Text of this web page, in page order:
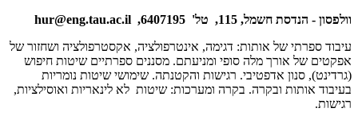
וולפסון - הנדסת חשמל, 115, טל' 6407195,
hur@eng.tau.ac.il
עיבוד ספרתי של אותות: דגימה, אינטרפולציה, אקסטרפולציה ושחזור של
אפקטים של אורך מלה סופי ומניעתם. מסננים ספרתיים שיטות חיפוש
(גרדינט), סנון אדפטיבי. רגישות והקטנתה. שימושי שיטות נומריות
בעיבוד אותות ובקרה. בקרה ומערכות: שיטות לא לינאריות ואוסילציות,
רגישות.